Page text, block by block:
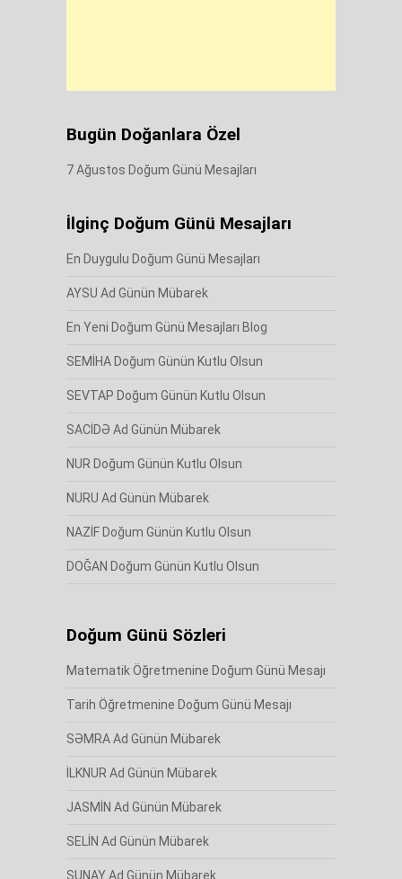
Bugün Doğanlara Özel
7 Ağustos Doğum Günü Mesajları
İlginç Doğum Günü Mesajları
En Duygulu Doğum Günü Mesajları
AYSU Ad Günün Mübarek
En Yeni Doğum Günü Mesajları Blog
SEMİHA Doğum Günün Kutlu Olsun
SEVTAP Doğum Günün Kutlu Olsun
SACİDƏ Ad Günün Mübarek
NUR Doğum Günün Kutlu Olsun
NURU Ad Günün Mübarek
NAZİF Doğum Günün Kutlu Olsun
DOĞAN Doğum Günün Kutlu Olsun
Doğum Günü Sözleri
Matematik Öğretmenine Doğum Günü Mesajı
Tarih Öğretmenine Doğum Günü Mesajı
SƏMRA Ad Günün Mübarek
İLKNUR Ad Günün Mübarek
JASMİN Ad Günün Mübarek
SELİN Ad Günün Mübarek
SUNAY Ad Günün Mübarek